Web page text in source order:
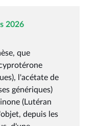
2026
que
l'acétate de
génériques)
(Lutéran
depuis les